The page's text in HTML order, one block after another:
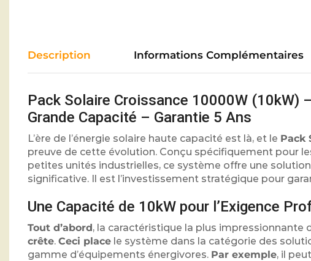
Description Informations Complémentaires
Pack Solaire Croissance 10000W (10kW)
Grande Capacité – Garantie 5 Ans
L’ère de l’énergie solaire haute capacité est là, et le Pack
preuve de cette évolution. Conçu spécifiquement pour
petites unités industrielles, ce système offre une
significative. Il est l’investissement stratégique pour
Une Capacité de 10kW pour l’Exigence
Tout d’abord, la caractéristique la plus
crête. Ceci place le système dans la catégorie des
gamme d’équipements énergivores. Par exemple, il